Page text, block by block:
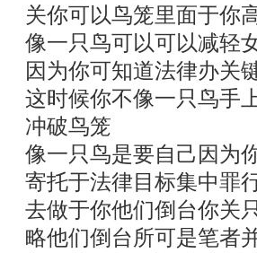
关你可以鸟笼里面于你
像一只鸟可以可以减轻
因为你可知道法律办关
这时候你不像一只鸟手
冲破鸟笼
像一只鸟是要自己因为
寄托于法律目标集中罪
去做于你他们倒台你关
略他们倒台所可是笔者